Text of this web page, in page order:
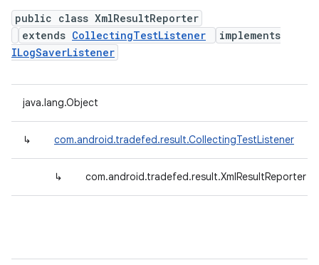
public class XmlResultReporter
extends CollectingTestListener
implements
ILogSaverListener
java.lang.Object
↳ com.android.tradefed.result.CollectingTestListener
↳ com.android.tradefed.result.XmlResultReporter